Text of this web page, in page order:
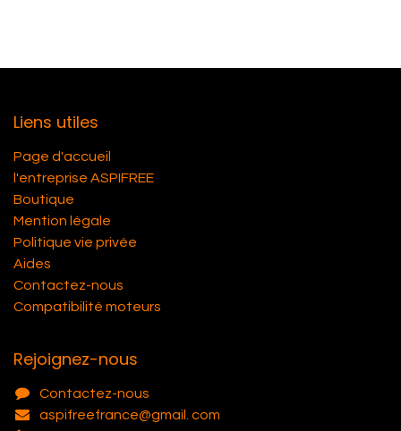
Liens utiles
Page d'accueil
l'entreprise ASPIFREE
Boutique
Mention légale
Politique vie privée
Aides
Contactez-nous
Compatibilité moteurs
Rejoignez-nous
Contactez-nous
aspifreefrance@gmail. com